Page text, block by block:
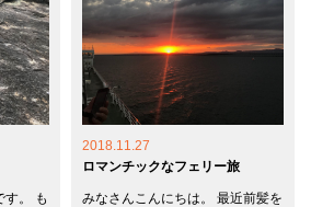
す。 も
2018.11.27
ロマンチックなフェリー旅
みなさんこんにちは。 最近前髪を